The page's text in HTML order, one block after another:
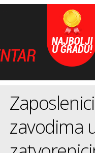
zavodima